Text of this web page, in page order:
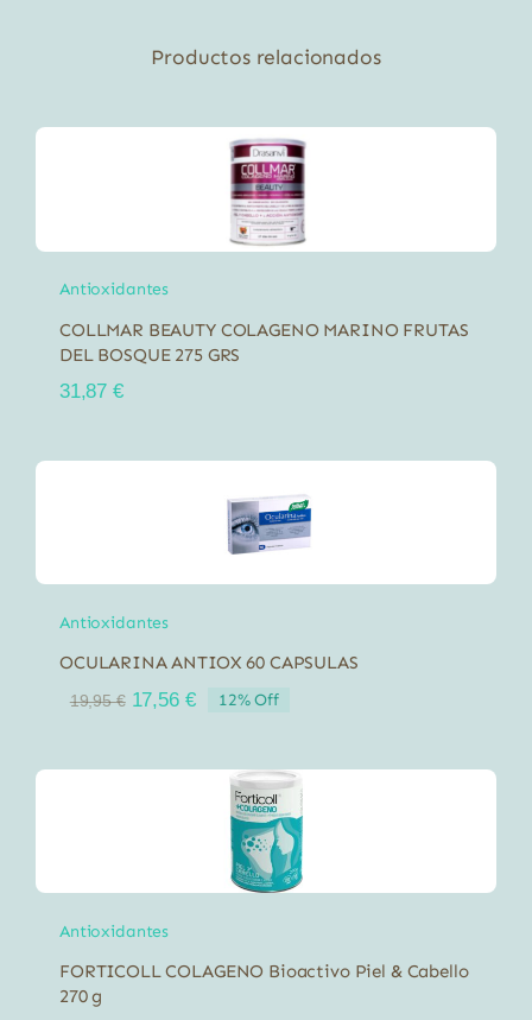
Productos relacionados
Antioxidantes
COLLMAR BEAUTY COLAGENO MARINO FRUTAS
DEL BOSQUE 275 GRS
31,87 €
Antioxidantes
OCULARINA ANTIOX 60 CAPSULAS
19,95€ El
era:
17,56 €El
es:
17,56 €.
12% Off
Antioxidantes
FORTICOLL COLAGENO Bioactivo Piel & Cabello
270 g